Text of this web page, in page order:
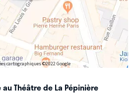
cartographiques ©2022 Google
Théâtre de La Pépinière